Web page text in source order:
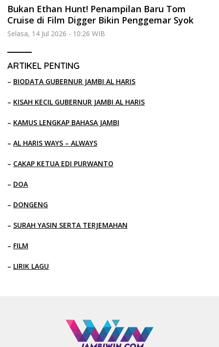
Bukan Ethan Hunt! Penampilan Baru Tom
Cruise di Film Digger Bikin Penggemar Syok
Selasa, 14 Jul 2026 - 10:26 WIB
ARTIKEL PENTING
– BIODATA GUBERNUR JAMBI AL HARIS
– KISAH KECIL GUBERNUR JAMBI AL HARIS
– KAMUS LENGKAP BAHASA JAMBI
– AL HARIS WAYS – ALWAYS
– CAKAP KETUA EDI PURWANTO
– DOA
– DONGENG
– SURAH YASIN SERTA TERJEMAHAN
– FILM
– LIRIK LAGU